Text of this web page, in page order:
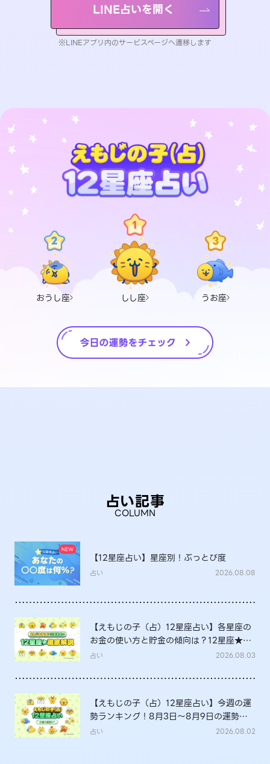
LINE占いを開く
※LINEアプリ内のサービスページへ遷移します
おうし座 しし座 うお座
占い記事
COLUMN
【12星座占い】星座別！ぶっとび度
占い 2026.08.08
【えもじの子（占）12星座占い】各星座の
お金の使い方と貯金の傾向は？12星座★徹
底解説
占い 2026.08.03
【えもじの子（占）12星座占い】今週の運
勢ランキング！8月3日～8月9日の運勢
は？
占い 2026.08.02